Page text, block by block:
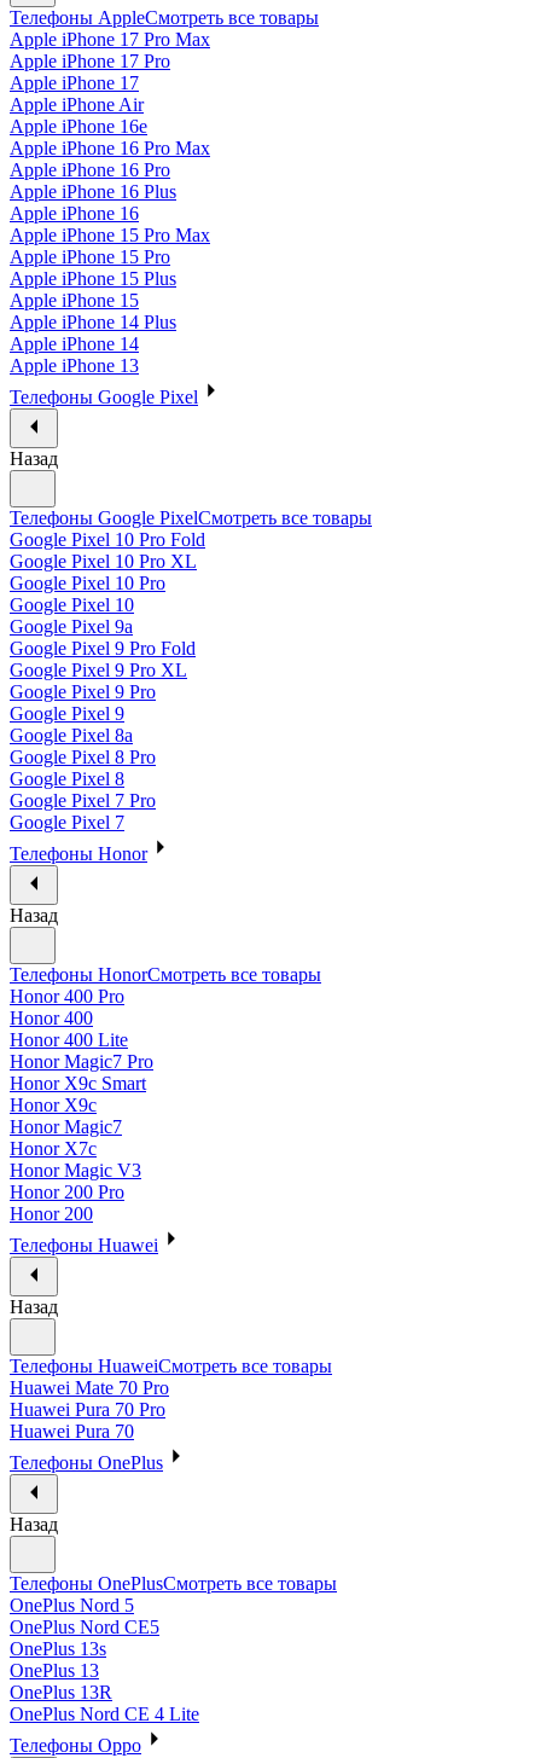
Телефоны AppleСмотреть все товары
Apple iPhone 17 Pro Max
Apple iPhone 17 Pro
Apple iPhone 17
Apple iPhone Air
Apple iPhone 16e
Apple iPhone 16 Pro Max
Apple iPhone 16 Pro
Apple iPhone 16 Plus
Apple iPhone 16
Apple iPhone 15 Pro Max
Apple iPhone 15 Pro
Apple iPhone 15 Plus
Apple iPhone 15
Apple iPhone 14 Plus
Apple iPhone 14
Apple iPhone 13
Телефоны Google Pixel
Назад
Телефоны Google PixelСмотреть все товары
Google Pixel 10 Pro Fold
Google Pixel 10 Pro XL
Google Pixel 10 Pro
Google Pixel 10
Google Pixel 9a
Google Pixel 9 Pro Fold
Google Pixel 9 Pro XL
Google Pixel 9 Pro
Google Pixel 9
Google Pixel 8a
Google Pixel 8 Pro
Google Pixel 8
Google Pixel 7 Pro
Google Pixel 7
Телефоны Honor
Назад
Телефоны HonorСмотреть все товары
Honor 400 Pro
Honor 400
Honor 400 Lite
Honor Magic7 Pro
Honor X9c Smart
Honor X9c
Honor Magic7
Honor X7c
Honor Magic V3
Honor 200 Pro
Honor 200
Телефоны Huawei
Назад
Телефоны HuaweiСмотреть все товары
Huawei Mate 70 Pro
Huawei Pura 70 Pro
Huawei Pura 70
Телефоны OnePlus
Назад
Телефоны OnePlusСмотреть все товары
OnePlus Nord 5
OnePlus Nord CE5
OnePlus 13s
OnePlus 13
OnePlus 13R
OnePlus Nord CE 4 Lite
Телефоны Oppo